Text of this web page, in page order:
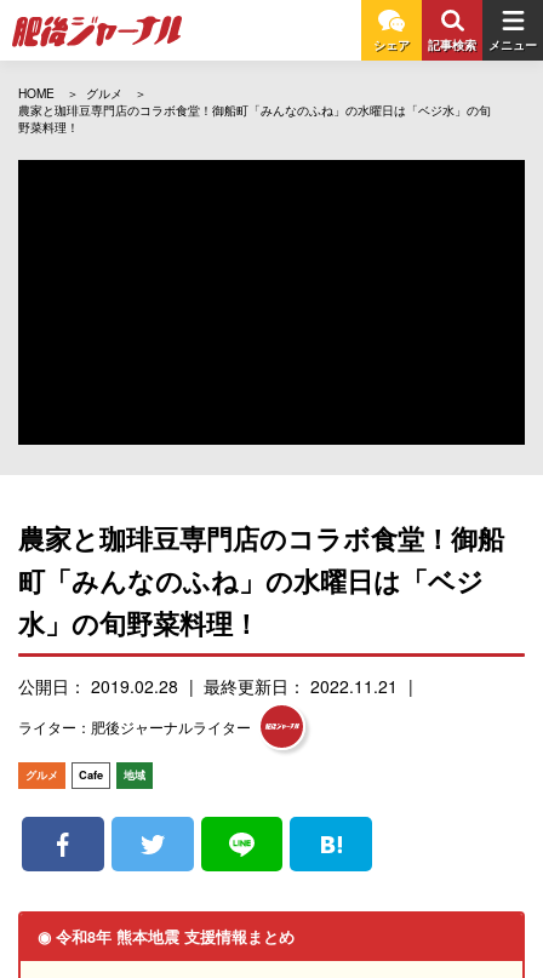
シェア 記事検索 メニュー
HOME
グルメ
農家と珈琲豆専門店のコラボ食堂！御船町「みんなのふね」の水曜日は「ベジ水」の旬
野菜料理！
農家と珈琲豆専門店のコラボ食堂！御船
町「みんなのふね」の水曜日は「ベジ
水」の旬野菜料理！
公開日： 2019.02.28 最終更新日： 2022.11.21
ライター：肥後ジャーナルライター
グルメ Cafe 地域
◉ 令和8年 熊本地震 支援情報まとめ